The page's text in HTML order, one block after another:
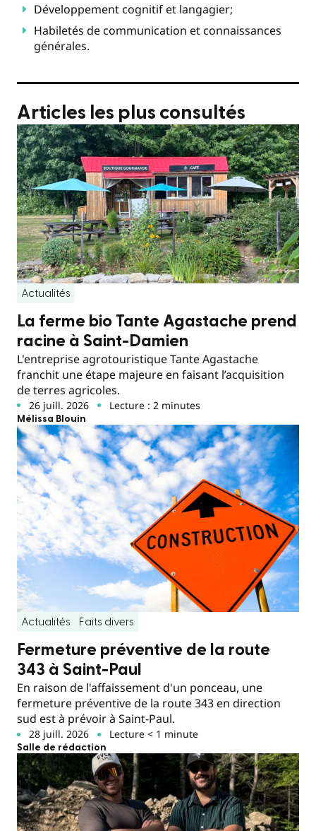
Développement cognitif et langagier;
Habiletés de communication et connaissances
générales.
Articles les plus consultés
Actualités
La ferme bio Tante Agastache prend
racine à Saint-Damien
L'entreprise agrotouristique Tante Agastache
franchit une étape majeure en faisant l’acquisition
de terres agricoles.
26 juill. 2026 Lecture : 2 minutes
Mélissa Blouin
Actualités Faits divers
Fermeture préventive de la route
343 à Saint-Paul
En raison de l'affaissement d'un ponceau, une
fermeture préventive de la route 343 en direction
sud est à prévoir à Saint-Paul.
28 juill. 2026 Lecture < 1 minute
Salle de rédaction